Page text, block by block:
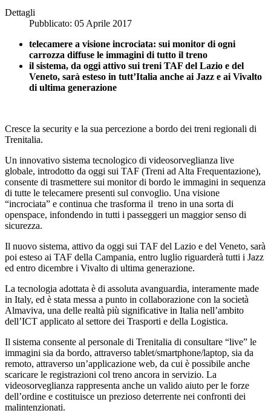
Dettagli
Pubblicato: 05 Aprile 2017
telecamere a visione incrociata: sui monitor di ogni
carrozza diffuse le immagini di tutto il treno
il sistema, da oggi attivo sui treni TAF del Lazio e del
Veneto, sarà esteso in tutt’Italia anche ai Jazz e ai Vivalto
di ultima generazione
Cresce la security e la sua percezione a bordo dei treni regionali di
Trenitalia.
Un innovativo sistema tecnologico di videosorveglianza live
globale, introdotto da oggi sui TAF (Treni ad Alta Frequentazione),
consente di trasmettere sui monitor di bordo le immagini in sequenza
di tutte le telecamere presenti sul convoglio. Una visione
“incrociata” e continua che trasforma il treno in una sorta di
openspace, infondendo in tutti i passeggeri un maggior senso di
sicurezza.
Il nuovo sistema, attivo da oggi sui TAF del Lazio e del Veneto, sarà
poi esteso ai TAF della Campania, entro luglio riguarderà tutti i Jazz
ed entro dicembre i Vivalto di ultima generazione.
La tecnologia adottata è di assoluta avanguardia, interamente made
in Italy, ed è stata messa a punto in collaborazione con la società
Almaviva, una delle realtà più significative in Italia nell’ambito
dell’ICT applicato al settore dei Trasporti e della Logistica.
Il sistema consente al personale di Trenitalia di consultare “live” le
immagini sia da bordo, attraverso tablet/smartphone/laptop, sia da
remoto, attraverso un’applicazione web, da cui è possibile anche
scaricare le registrazioni col treno ancora in servizio. La
videosorveglianza rappresenta anche un valido aiuto per le forze
dell’ordine e costituisce un prezioso deterrente nei confronti dei
malintenzionati.